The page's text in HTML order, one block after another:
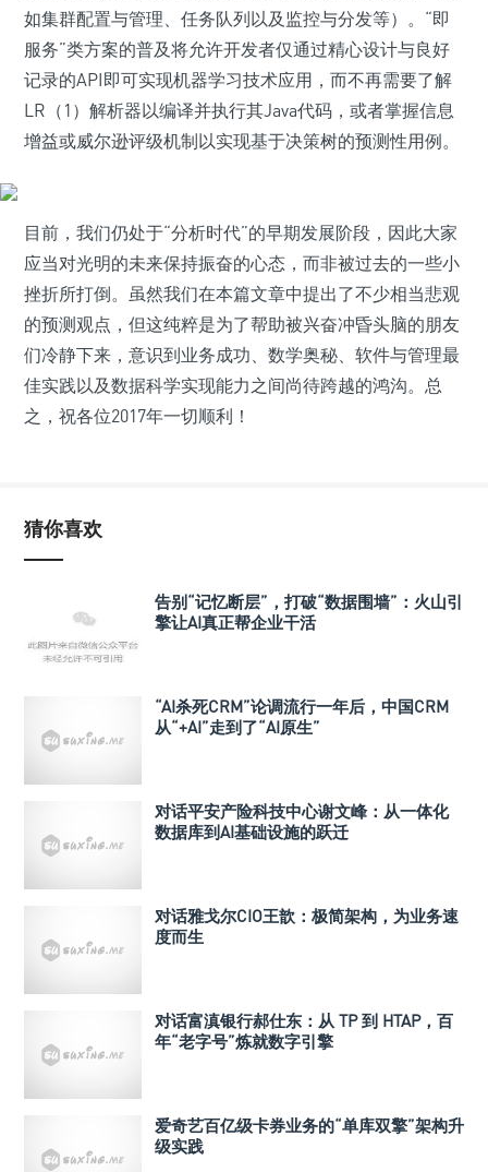
如集群配置与管理、任务队列以及监控与分发等）。“即
服务”类方案的普及将允许开发者仅通过精心设计与良好
记录的API即可实现机器学习技术应用，而不再需要了解
LR（1）解析器以编译并执行其Java代码，或者掌握信息
增益或威尔逊评级机制以实现基于决策树的预测性用例。
目前，我们仍处于“分析时代”的早期发展阶段，因此大家
应当对光明的未来保持振奋的心态，而非被过去的一些小
挫折所打倒。虽然我们在本篇文章中提出了不少相当悲观
的预测观点，但这纯粹是为了帮助被兴奋冲昏头脑的朋友
们冷静下来，意识到业务成功、数学奥秘、软件与管理最
佳实践以及数据科学实现能力之间尚待跨越的鸿沟。总
之，祝各位2017年一切顺利！
猜你喜欢
告别“记忆断层”，打破“数据围墙”：火山引
擎让AI真正帮企业干活
“AI杀死CRM”论调流行一年后，中国CRM
从“+AI”走到了“AI原生”
对话平安产险科技中心谢文峰：从一体化
数据库到AI基础设施的跃迁
对话雅戈尔CIO王歆：极简架构，为业务速
度而生
对话富滇银行郝仕东：从 TP 到 HTAP，百
年“老字号”炼就数字引擎
爱奇艺百亿级卡券业务的“单库双擎”架构升
级实践